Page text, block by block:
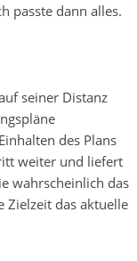
passte dann alles.
seiner Distanz
des Plans
weiter und liefert
wahrscheinlich das
Zielzeit das aktuelle